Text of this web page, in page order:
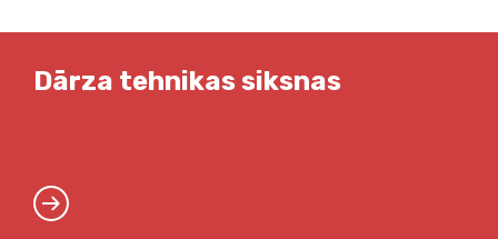
Dārza tehnikas siksnas